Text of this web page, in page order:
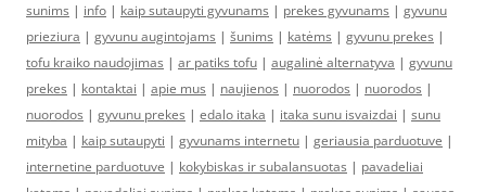
sunims | info | kaip sutaupyti gyvunams | prekes gyvunams | gyvunu
prieziura | gyvunu augintojams | šunims | katėms | gyvunu prekes |
tofu kraiko naudojimas | ar patiks tofu | augalinė alternatyva | gyvunu
prekes | kontaktai | apie mus | naujienos | nuorodos | nuorodos |
nuorodos | gyvunu prekes | edalo itaka | itaka sunu isvaizdai | sunu
mityba | kaip sutaupyti | gyvunams internetu | geriausia parduotuve |
internetine parduotuve | kokybiskas ir subalansuotas | pavadeliai